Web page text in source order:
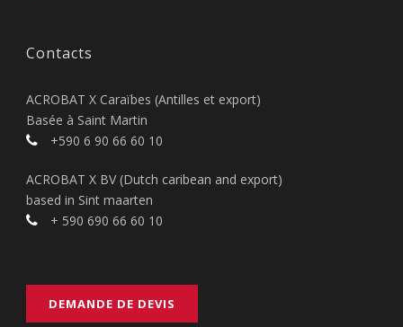
Contacts
ACROBAT X Caraïbes (Antilles et export)
Basée à Saint Martin
+590 6 90 66 60 10
ACROBAT X BV (Dutch caribean and export)
based in Sint maarten
+ 590 690 66 60 10
DEMANDE DE DEVIS